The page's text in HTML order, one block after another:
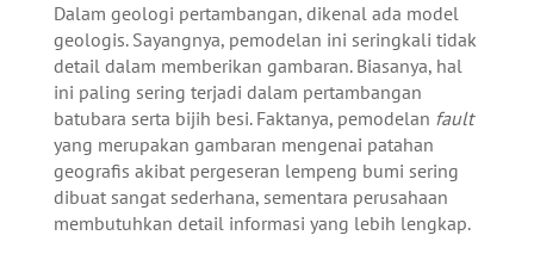
Dalam geologi pertambangan, dikenal ada model
geologis. Sayangnya, pemodelan ini seringkali tidak
detail dalam memberikan gambaran. Biasanya, hal
ini paling sering terjadi dalam pertambangan
batubara serta bijih besi. Faktanya, pemodelan fault
yang merupakan gambaran mengenai patahan
geografis akibat pergeseran lempeng bumi sering
dibuat sangat sederhana, sementara perusahaan
membutuhkan detail informasi yang lebih lengkap.